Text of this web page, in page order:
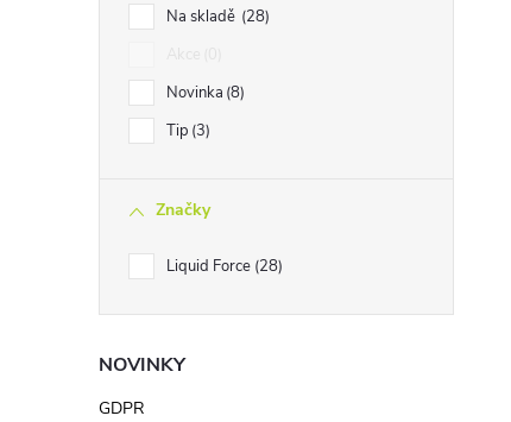
Na skladě 28
Novinka 8
Tip 3
Značky
Liquid Force 28
NOVINKY
GDPR